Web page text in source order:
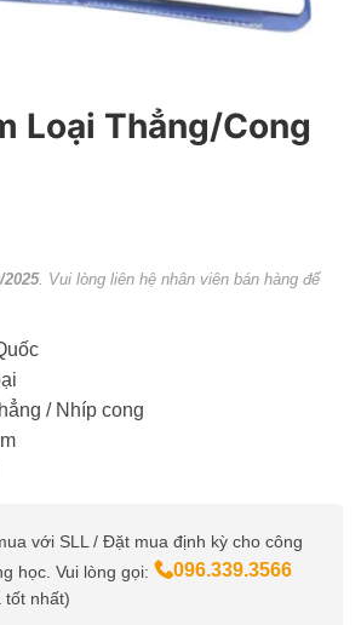
Loại Thẳng/Cong
2025. Vui lòng liên hệ nhân viên bán hàng để
/ Nhíp cong
với SLL / Đặt mua định kỳ cho công
học. Vui lòng gọi:
096.339.3566
tốt nhất)